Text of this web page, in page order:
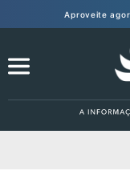
Aproveite